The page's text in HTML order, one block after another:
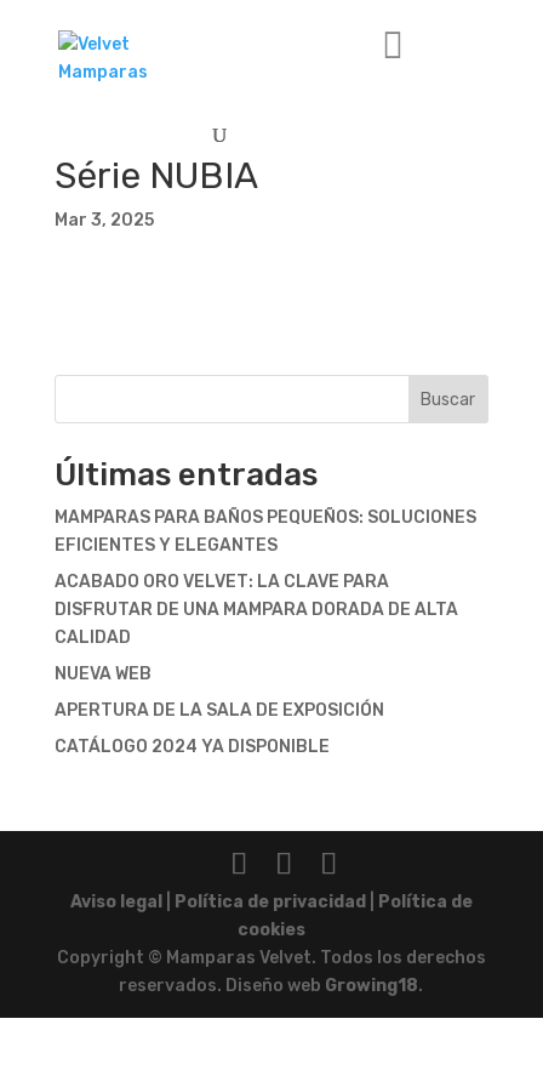
Série NUBIA
Mar 3, 2025
Buscar
Últimas entradas
MAMPARAS PARA BAÑOS PEQUEÑOS: SOLUCIONES
EFICIENTES Y ELEGANTES
ACABADO ORO VELVET: LA CLAVE PARA
DISFRUTAR DE UNA MAMPARA DORADA DE ALTA
CALIDAD
NUEVA WEB
APERTURA DE LA SALA DE EXPOSICIÓN
CATÁLOGO 2024 YA DISPONIBLE
Aviso legal Política de privacidad
Política de
cookies
Copyright © Mamparas Velvet. Todos los derechos
reservados. Diseño web Growing18.